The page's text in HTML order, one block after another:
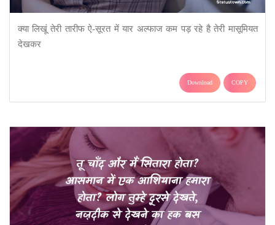
क्या लिखूं तेरी तारीफ ऐ-सूरत में यार अल्फाज कम पड़ रहे है तेरी मासूमियत
देखकर
Download COPY